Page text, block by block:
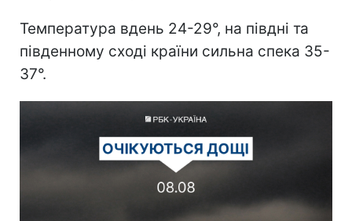
Температура вдень 24-29°, на півдні та
південному сході країни сильна спека 35-
37°.